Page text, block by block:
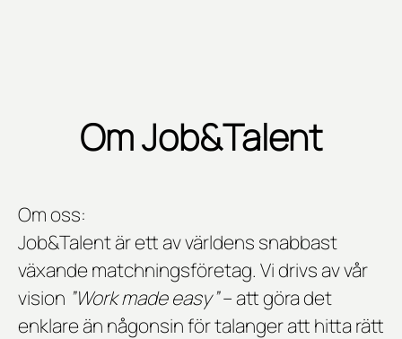
Om Job&Talent
Om oss:
Job&Talent är ett av världens snabbast
växande matchningsföretag. Vi drivs av vår
vision ”Work made easy”– att göra det
enklare än någonsin för talanger att hitta rätt